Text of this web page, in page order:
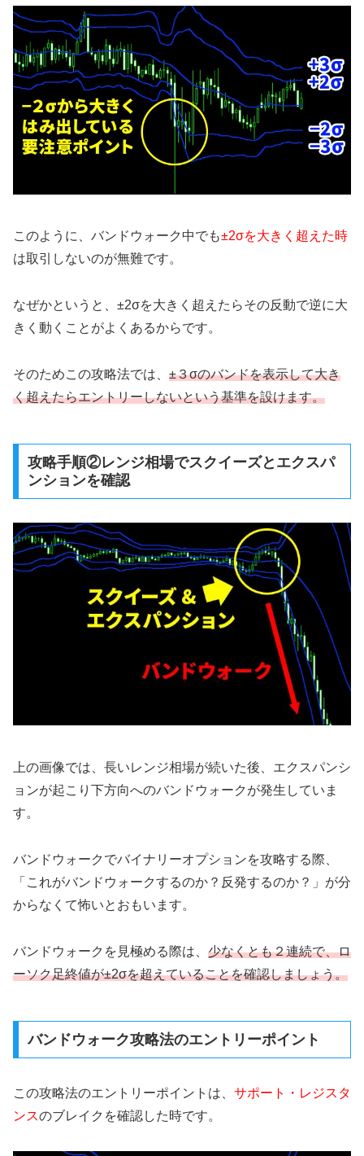
このように、バンドウォーク中でも±2σを大きく超えた時
は取引しないのが無難です。
なぜかというと、±2σを大きく超えたらその反動で逆に大
きく動くことがよくあるからです。
そのためこの攻略法では、 ±３σのバンドを表示して大き
く超えたらエントリーしないという基準を設けます。
攻略手順②レンジ相場でスクイーズとエクスパ
ンションを確認
上の画像では、長いレンジ相場が続いた後、エクスパンシ
ョンが起こり下方向へのバンドウォークが発生していま
す。
バンドウォークでバイナリーオプションを攻略する際、
「これがバンドウォークするのか？反発するのか？」が分
からなくて怖いとおもいます。
バンドウォークを見極める際は、 少なくとも２連続で、ロ
ーソク足終値が±2σを超えていることを確認しましょう。
バンドウォーク攻略法のエントリーポイント
この攻略法のエントリーポイントは、 サポート・レジスタ
ンスのブレイクを確認した時です。